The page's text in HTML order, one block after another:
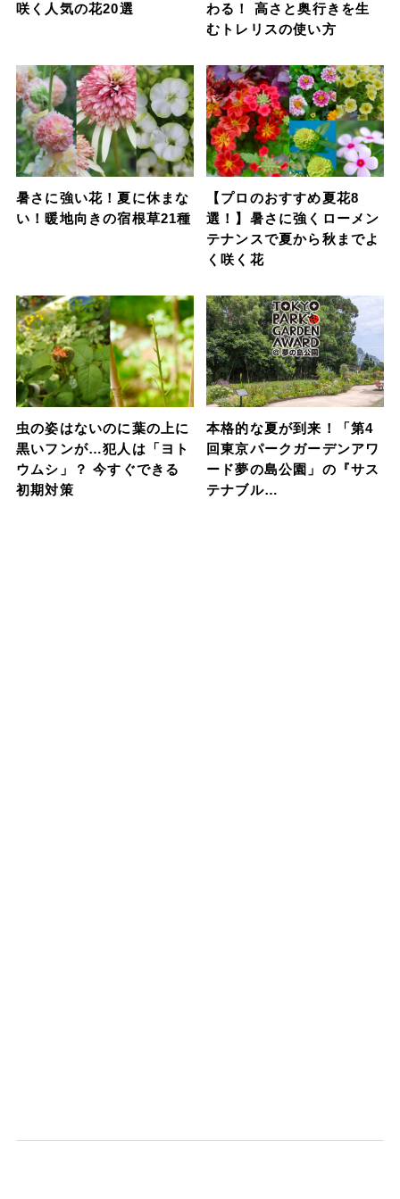
咲く人気の花20選
わる！ 高さと奥行きを生
むトレリスの使い方
暑さに強い花！夏に休まな
い！暖地向きの宿根草21種
【プロのおすすめ夏花8
選！】暑さに強くローメン
テナンスで夏から秋までよ
く咲く花
虫の姿はないのに葉の上に
黒いフンが…犯人は「ヨト
ウムシ」？ 今すぐできる
初期対策
本格的な夏が到来！「第4
回東京パークガーデンアワ
ード夢の島公園」の『サス
テナブル…